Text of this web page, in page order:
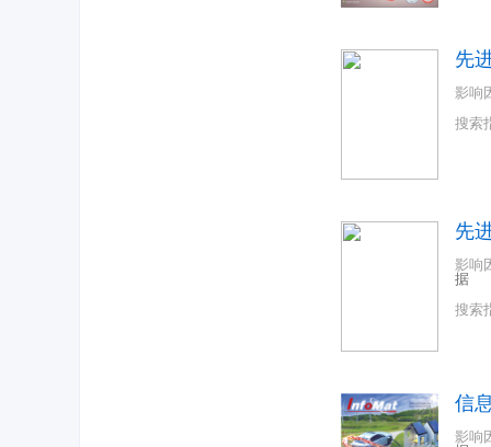
先
影响
搜索
先
影响
据
搜索
信
影响